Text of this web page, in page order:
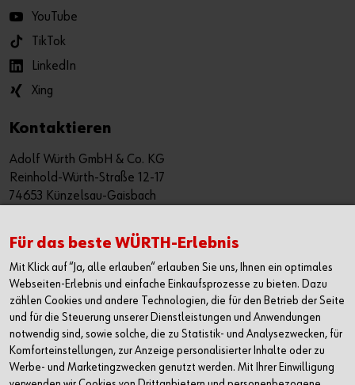
YouTube
TikTok
LinkedIn
Xing
Kontaktieren
Adolf Würth GmbH & Co. KG
Reinhold-Würth-Straße 12-17
74653 Künzelsau-Gaisbach
Alle Kontaktmöglichkeiten
+49 7940 15-2400
info@wuerth.com
Für das beste WÜRTH-Erlebnis
Mit Klick auf “Ja, alle erlauben“ erlauben Sie uns, Ihnen ein optimales
Webseiten-Erlebnis und einfache Einkaufsprozesse zu bieten. Dazu
zählen Cookies und andere Technologien, die für den Betrieb der Seite
und für die Steuerung unserer Dienstleistungen und Anwendungen
notwendig sind, sowie solche, die zu Statistik- und Analysezwecken, für
Komforteinstellungen, zur Anzeige personalisierter Inhalte oder zu
Werbe- und Marketingzwecken genutzt werden. Mit Ihrer Einwilligung